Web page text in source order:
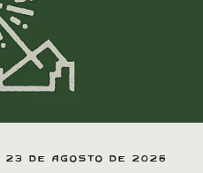
de agosto de 2026